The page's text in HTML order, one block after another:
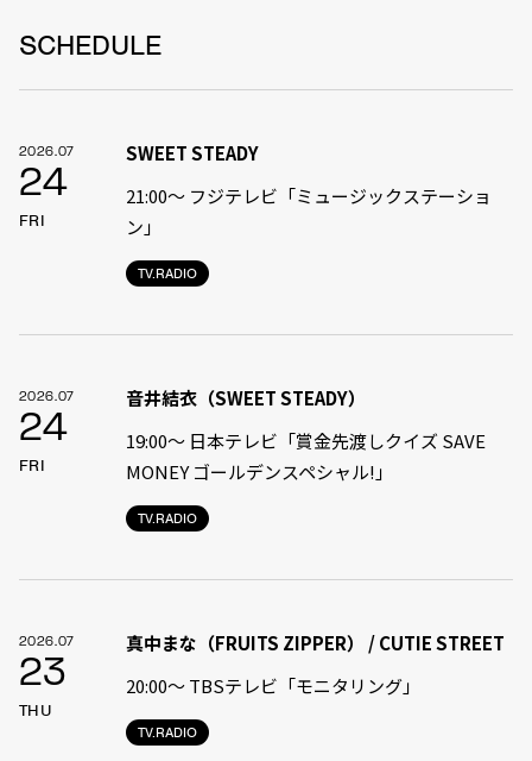
SCHEDULE
2026.07
24
FRI
TV.RADIO
SWEET STEADY
21:00〜 フジテレビ「ミュージックステーショ
ン」
2026.07
24
FRI
TV.RADIO
音井結衣（SWEET STEADY）
19:00〜 日本テレビ「賞金先渡しクイズ SAVE
MONEY ゴールデンスペシャル!」
2026.07
23
THU
TV.RADIO
真中まな（FRUITS ZIPPER） / CUTIE STREET
20:00〜 TBSテレビ「モニタリング」